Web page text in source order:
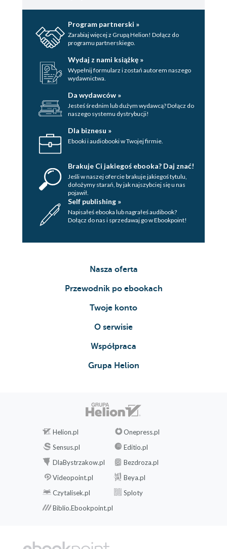
Program partnerski »
Zarabiaj więcej z Grupą Helion! Dołącz do
programu partnerskiego.
Wydaj z nami książkę »
Wypełnij formularz i zostań autorem naszego
wydawnictwa.
Da wydawców »
Jesteś średnim lub dużym wydawcą? Dołącz do
naszego systemu dystrybucji!
Dla biznesu »
Ebooki i audiobooki w Twojej firmie.
Brakuje Ci jakiegoś ebooka? Daj znać!
Jeśli w naszej ofercie brakuje jakiegoś tytulu,
dołożymy starań, by jak najszybciej się u nas
pojawił.
Self publishing »
Napisałeś ebooka lub nagrałeś audibook?
Dołącz do nas i sprzedawaj go w Ebookpoint!
Nasza oferta
Przewodnik po ebookach
Twoje konto
O serwisie
Współpraca
Grupa Helion
Helion.pl
Onepress.pl
Sensus.pl
Editio.pl
DlaBystrzakow.pl
Bezdroza.pl
Videopoint.pl
Beya.pl
Czytalisek.pl
Sploty
Biblio.Ebookpoint.pl